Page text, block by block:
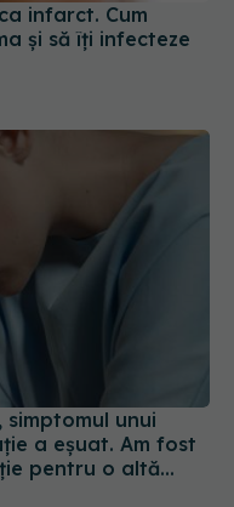
infarct. Cum
și să îți infecteze
unui
a eșuat. Am fost
pentru o altă